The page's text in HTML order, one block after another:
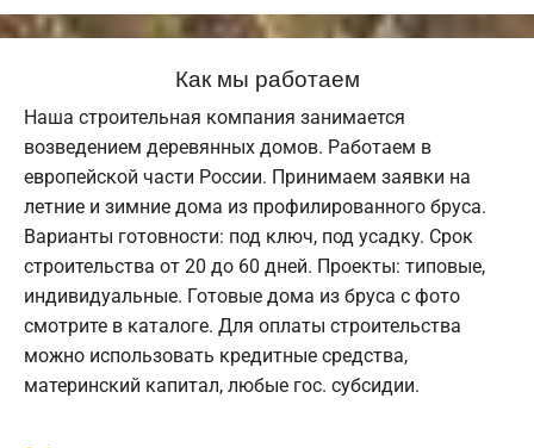
Как мы работаем
Наша строительная компания занимается
возведением деревянных домов. Работаем в
европейской части России. Принимаем заявки на
летние и зимние дома из профилированного бруса.
Варианты готовности: под ключ, под усадку. Срок
строительства от 20 до 60 дней. Проекты: типовые,
индивидуальные. Готовые дома из бруса с фото
смотрите в каталоге. Для оплаты строительства
можно использовать кредитные средства,
материнский капитал, любые гос. субсидии.